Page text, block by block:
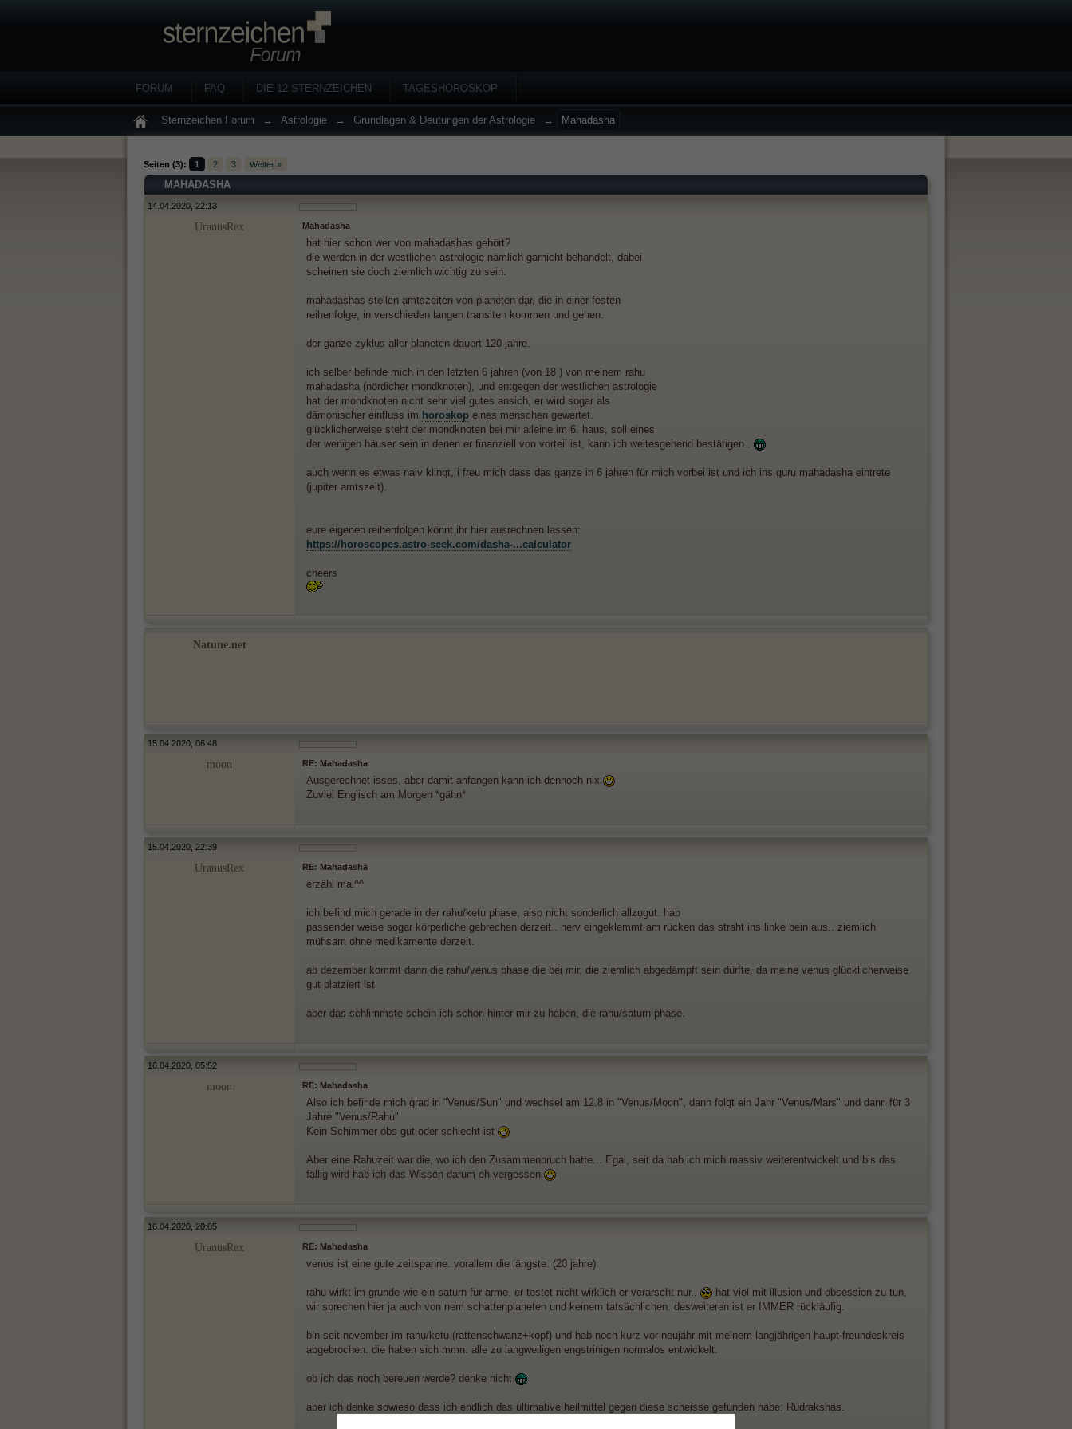
FORUM FAQ DIE 12 STERNZEICHEN TAGESHOROSKOP
Sternzeichen Forum → Astrologie → Grundlagen & Deutungen der Astrologie → Mahadasha
Seiten (3): 1 2 3 Weiter »
MAHADASHA
14.04.2020, 22:13
UranusRex Mahadasha
hat hier schon wer von mahadashas gehört?
die werden in der westlichen astrologie nämlich garnicht behandelt, dabei
scheinen sie doch ziemlich wichtig zu sein.
mahadashas stellen amtszeiten von planeten dar, die in einer festen
reihenfolge, in verschieden langen transiten kommen und gehen.
der ganze zyklus aller planeten dauert 120 jahre.
ich selber befinde mich in den letzten 6 jahren (von 18 ) von meinem rahu
mahadasha (nördicher mondknoten), und entgegen der westlichen astrologie
hat der mondknoten nicht sehr viel gutes ansich, er wird sogar als
dämonischer einfluss im horoskop eines menschen gewertet.
glücklicherweise steht der mondknoten bei mir alleine im 6. haus, soll eines
der wenigen häuser sein in denen er finanziell von vorteil ist, kann ich weitesgehend bestätigen..
auch wenn es etwas naiv klingt, i freu mich dass das ganze in 6 jahren für mich vorbei ist und ich ins guru mahadasha eintrete
(jupiter amtszeit).
eure eigenen reihenfolgen könnt ihr hier ausrechnen lassen:
https://horoscopes.astro-seek.com/dasha-...calculator
cheers
Natune.net
15.04.2020, 06:48
moon RE: Mahadasha
Ausgerechnet isses, aber damit anfangen kann ich dennoch nix
Zuviel Englisch am Morgen *gähn*
15.04.2020, 22:39
UranusRex RE: Mahadasha
erzähl mal^^
ich befind mich gerade in der rahu/ketu phase, also nicht sonderlich allzugut. hab
passender weise sogar körperliche gebrechen derzeit.. nerv eingeklemmt am rücken das straht ins linke bein aus.. ziemlich
mühsam ohne medikamente derzeit.
ab dezember kommt dann die rahu/venus phase die bei mir, die ziemlich abgedämpft sein dürfte, da meine venus glücklicherweise
gut platziert ist.
aber das schlimmste schein ich schon hinter mir zu haben, die rahu/saturn phase.
16.04.2020, 05:52
moon RE: Mahadasha
Also ich befinde mich grad in "Venus/Sun" und wechsel am 12.8 in "Venus/Moon", dann folgt ein Jahr "Venus/Mars" und dann für 3
Jahre "Venus/Rahu"
Kein Schimmer obs gut oder schlecht ist
Aber eine Rahuzeit war die, wo ich den Zusammenbruch hatte... Egal, seit da hab ich mich massiv weiterentwickelt und bis das
fällig wird hab ich das Wissen darum eh vergessen
16.04.2020, 20:05
UranusRex RE: Mahadasha
venus ist eine gute zeitspanne. vorallem die längste. (20 jahre)
rahu wirkt im grunde wie ein saturn für arme, er testet nicht wirklich er verarscht nur..
hat viel mit illusion und obsession zu tun,
wir sprechen hier ja auch von nem schattenplaneten und keinem tatsächlichen. desweiteren ist er IMMER rückläufig.
bin seit november im rahu/ketu (rattenschwanz+kopf) und hab noch kurz vor neujahr mit meinem langjährigen haupt-freundeskreis
abgebrochen. die haben sich mmn. alle zu langweiligen engstrinigen normalos entwickelt.
ob ich das noch bereuen werde? denke nicht
aber ich denke sowieso dass ich endlich das ultimative heilmittel gegen diese scheisse gefunden habe: Rudrakshas.